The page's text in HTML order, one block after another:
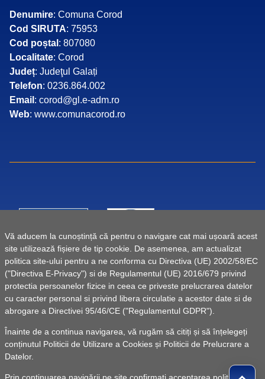
Vă aducem la cunoștință că pentru o navigare cat mai ușoară acest
site utilizează fișiere de tip cookie. De asemenea, am actualizat
politica site-ului pentru a ne conforma cu Directiva (UE) 2002/58/EC
("Directiva E-Privacy") si de Regulamentul (UE) 2016/679 privind
protectia persoanelor fizice in ceea ce priveste prelucrarea datelor
cu caracter personal si privind libera circulatie a acestor date si de
abrogare a Directivei 95/46/CE ("Regulamentul GDPR").
Înainte de a continua navigarea, vă rugăm să citiți și să înțelegeți
conținutul Politicii de Utilizare a Cookies și Politicii de Prelucrare a
Datelor.
Denumire: Comuna Corod
Cod SIRUTA: 75953
Cod poștal : 807080
Localitate: Corod
Județ: Judeţul Galați
Telefon: 0236.864.002
Email : corod@gl.e-adm.ro
Web: www.comunacorod.ro